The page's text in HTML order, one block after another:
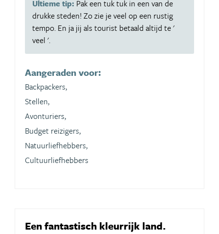
Ultieme tip: Pak een tuk tuk in een van de
drukke steden! Zo zie je veel op een rustig
tempo. En ja jij als tourist betaald altijd te '
veel '.
Aangeraden voor:
Backpackers,
Stellen,
Avonturiers,
Budget reizigers,
Natuurliefhebbers,
Cultuurliefhebbers
Een fantastisch kleurrijk land.